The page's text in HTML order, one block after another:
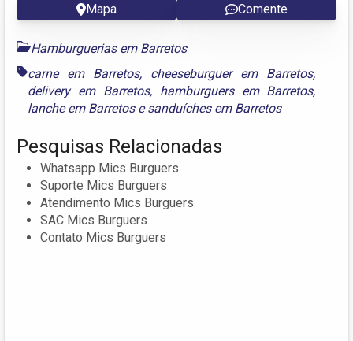
Mapa Comente
Hamburguerias em Barretos
carne em Barretos, cheeseburguer em Barretos,
delivery em Barretos, hamburguers em Barretos,
lanche em Barretosesanduíches em Barretos
Pesquisas Relacionadas
Whatsapp Mics Burguers
Suporte Mics Burguers
Atendimento Mics Burguers
SAC Mics Burguers
Contato Mics Burguers